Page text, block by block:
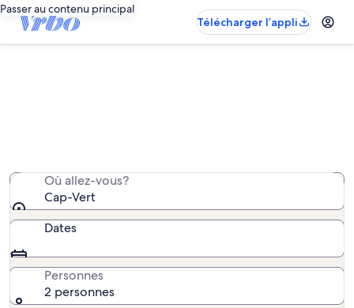
Passer au contenu principal
Télécharger l’appli
Où allez-vous?
Cap-Vert
Dates
Personnes
2 personnes